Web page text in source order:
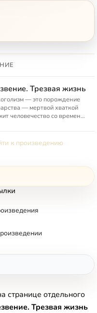
Трезвая жизнь
— это порождение
— мертвой хваткой
человечество со времен
к произведению
странице отдельного
Трезвая жизнь